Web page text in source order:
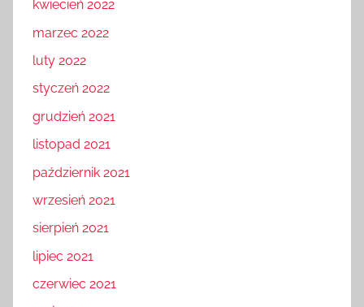
kwiecień 2022
marzec 2022
luty 2022
styczeń 2022
grudzień 2021
listopad 2021
październik 2021
wrzesień 2021
sierpień 2021
lipiec 2021
czerwiec 2021